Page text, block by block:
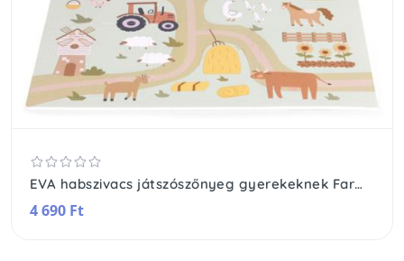
EVA habszivacs játszószőnyeg gyerekeknek Farm 90,5x90,5 cm 21 db
4 690 Ft